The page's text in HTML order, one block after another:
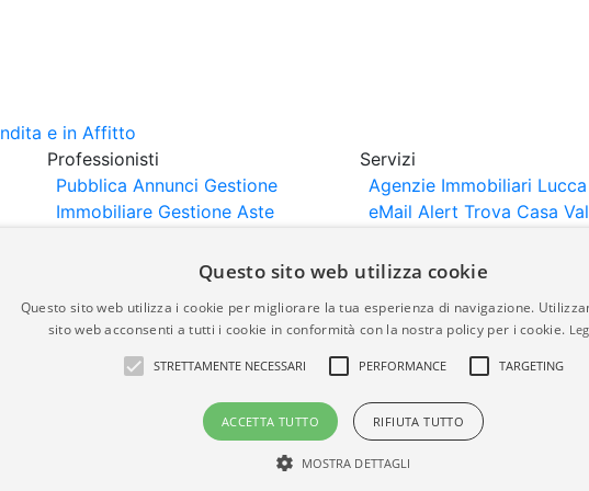
Professionisti
Pubblica Annunci Gestione
Immobiliare Gestione Aste
Importazione
Servizi
Agenzie Immobiliari Lucca
eMail Alert Trova Casa
immobiliare-italia.it vengono pubblicati da agenzie immobiliari e
della veridicità, della correttezza, della completezza, della
Questo sito web utilizza cookie
Questo sito web utilizza i cookie per migliorare la tua esperienza di navigazione.
sito web acconsenti a tutti i cookie in conformità con la nostra policy per i cookie.
STRETTAMENTE NECESSARI PERFORMANCE TARGETING
ACCETTA TUTTO RIFIUTA TUTTO
MOSTRA DETTAGLI